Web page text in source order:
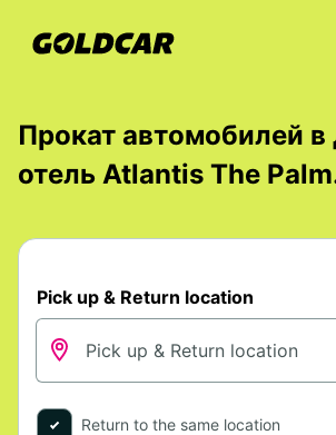
Прокат автомобилей в
отель Atlantis The
Pick up & Return location
Return to the same location